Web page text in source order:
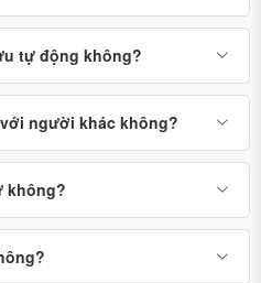
tự động không?
người khác không?
không?